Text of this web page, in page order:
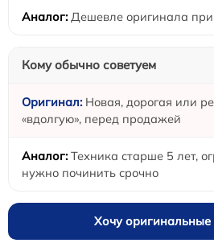
Дешевле оригинала
Кому обычно советуем
Новая, дорогая или
«вдолгую», перед продажей
Техника старше 5 лет,
нужно починить срочно
Хочу оригинальные